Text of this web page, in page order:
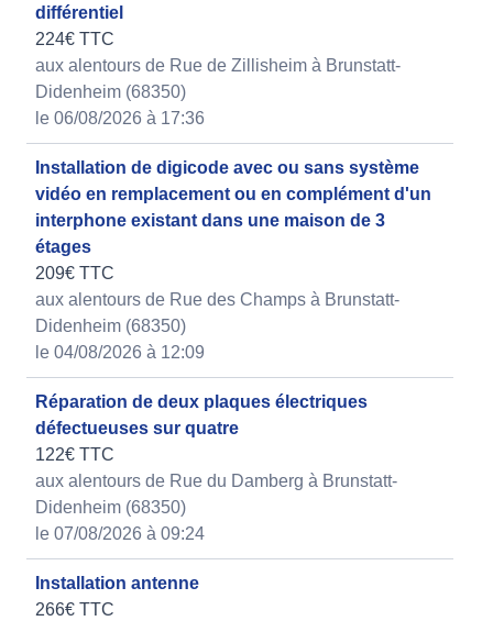
différentiel
224€ TTC
aux alentours de Rue de Zillisheim à Brunstatt-
Didenheim (68350)
le 06/08/2026 à 17:36
Installation de digicode avec ou sans système
vidéo en remplacement ou en complément d'un
interphone existant dans une maison de 3
étages
209€ TTC
aux alentours de Rue des Champs à Brunstatt-
Didenheim (68350)
le 04/08/2026 à 12:09
Réparation de deux plaques électriques
défectueuses sur quatre
122€ TTC
aux alentours de Rue du Damberg à Brunstatt-
Didenheim (68350)
le 07/08/2026 à 09:24
Installation antenne
266€ TTC